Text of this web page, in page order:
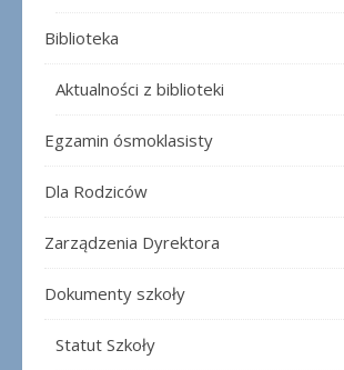
Biblioteka
Aktualności z biblioteki
Egzamin ósmoklasisty
Dla Rodziców
Zarządzenia Dyrektora
Dokumenty szkoły
Statut Szkoły